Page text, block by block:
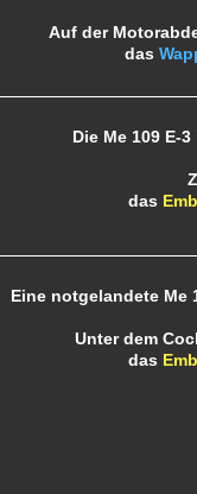
Auf der
das
Die Me 109 E-
das
Eine notgelandete Me
Unter dem
das